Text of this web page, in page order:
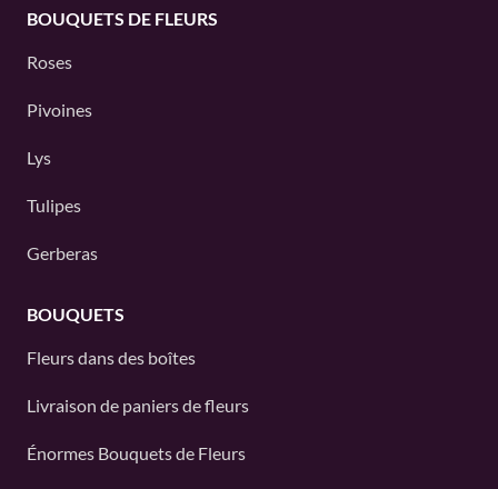
BOUQUETS DE FLEURS
Roses
Pivoines
Lys
Tulipes
Gerberas
BOUQUETS
Fleurs dans des boîtes
Livraison de paniers de fleurs
Énormes Bouquets de Fleurs